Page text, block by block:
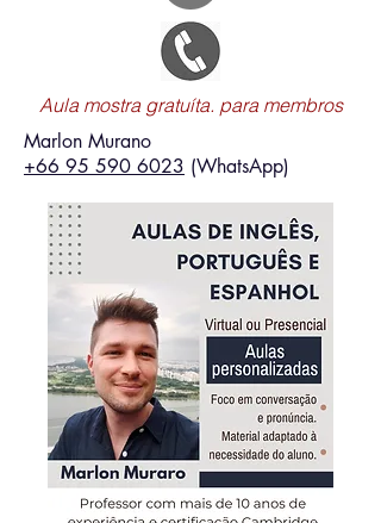
Aula mostra gratuíta. para membros
Marlon Murano
+66 95 590 6023 (WhatsApp)